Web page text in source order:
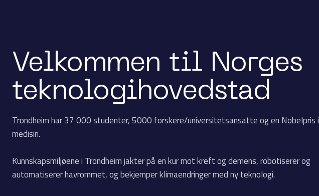
Velkommen til Norges
teknologi­hovedstad
Trondheim har 37 000 studenter, 5000 forskere/universitetsansatte og en Nobelpris i
medisin.
Kunnskapsmiljøene i Trondheim jakter på en kur mot kreft og demens, robotiserer og
automatiserer havrommet, og bekjemper klimaendringer med ny teknologi.